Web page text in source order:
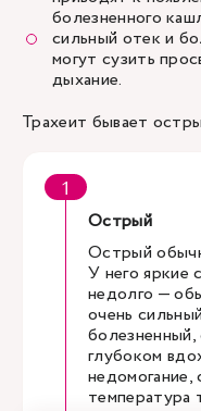
болезненного
сильный отек и
могут сузить
дыхание.
Трахеит бывает
Острый
Острый
У него яркие
недолго —
очень
глубоком
температура